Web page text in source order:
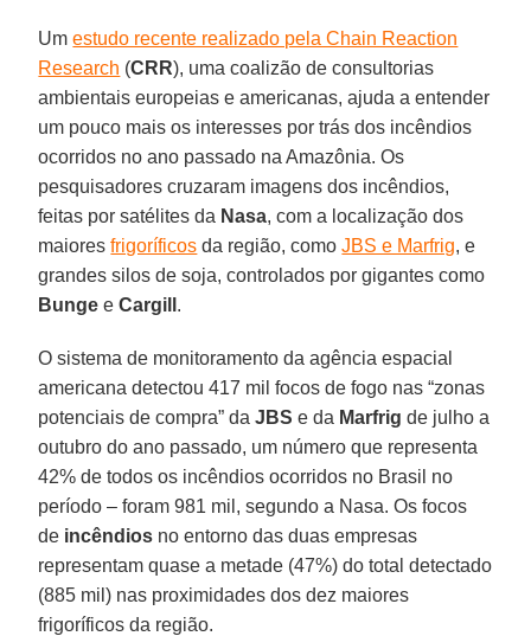
Umestudo recente realizado pela Chain Reaction
Research (CRR), uma coalizão de consultorias
ambientais europeias e americanas, ajuda a entender
um pouco mais os interesses por trás dos incêndios
ocorridos no ano passado na Amazônia. Os
pesquisadores cruzaram imagens dos incêndios,
feitas por satélites da Nasa, com a localização dos
maioresfrigoríficos da região, comoJBS e Marfrig, e
grandes silos de soja, controlados por gigantes como
Bunge eCargill .
O sistema de monitoramento da agência espacial
americana detectou 417 mil focos de fogo nas “zonas
potenciais de compra” daJBS e da Marfrig de julho a
outubro do ano passado, um número que representa
42% de todos os incêndios ocorridos no Brasil no
período – foram 981 mil, segundo a Nasa. Os focos
de incêndios no entorno das duas empresas
representam quase a metade (47%) do total detectado
(885 mil) nas proximidades dos dez maiores
frigoríficos da região.